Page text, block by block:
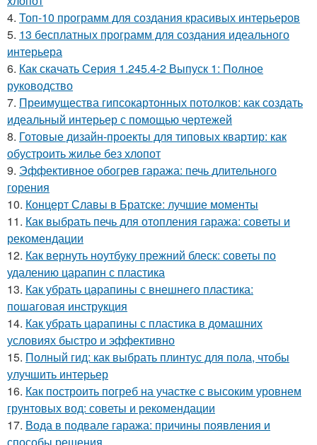
4. Топ-10 программ для создания красивых интерьеров
5. 13 бесплатных программ для создания идеального
интерьера
6. Как скачать Серия 1.245.4-2 Выпуск 1: Полное
руководство
7. Преимущества гипсокартонных потолков: как создать
идеальный интерьер с помощью чертежей
8. Готовые дизайн-проекты для типовых квартир: как
обустроить жилье без хлопот
9. Эффективное обогрев гаража: печь длительного
горения
10. Концерт Славы в Братске: лучшие моменты
11. Как выбрать печь для отопления гаража: советы и
рекомендации
12. Как вернуть ноутбуку прежний блеск: советы по
удалению царапин с пластика
13. Как убрать царапины с внешнего пластика:
пошаговая инструкция
14. Как убрать царапины с пластика в домашних
условиях быстро и эффективно
15. Полный гид: как выбрать плинтус для пола, чтобы
улучшить интерьер
16. Как построить погреб на участке с высоким уровнем
грунтовых вод: советы и рекомендации
17. Вода в подвале гаража: причины появления и